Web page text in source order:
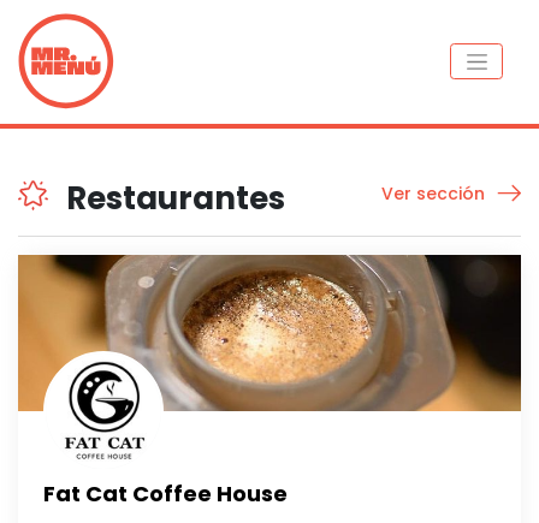
Restaurantes Ver sección
Fat Cat Coffee House